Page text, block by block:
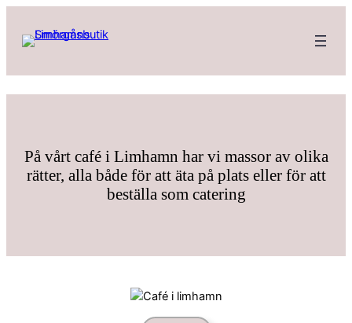
På vårt café i Limhamn har vi massor av olika
rätter, alla både för att äta på plats eller för att
beställa som catering